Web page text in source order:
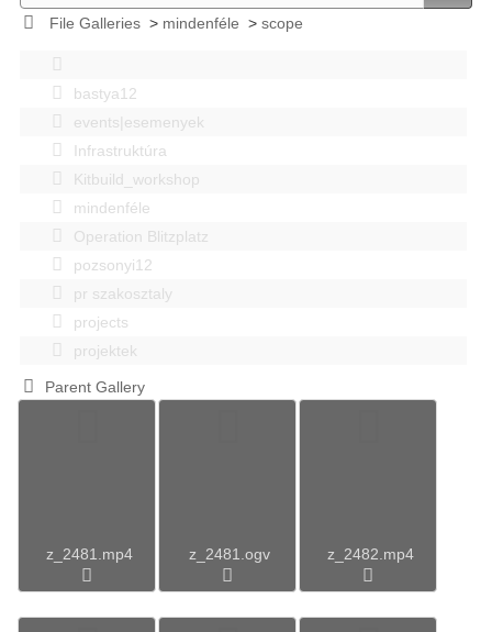
File Galleries> mindenféle > scope
bastya12
events|esemenyek
Infrastruktúra
Kitbuild_workshop
mindenféle
Operation Blitzplatz
pozsonyi12
pr szakosztaly
projects
projektek
Parent Gallery
z_2481.mp4 z_2481.ogv z_2482.mp4